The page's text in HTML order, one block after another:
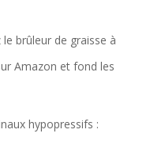
brûleur de graisse à
Amazon et fond les
hypopressifs :